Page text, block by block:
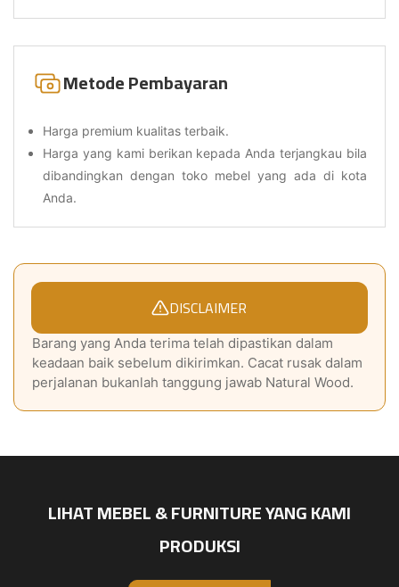
Metode Pembayaran
Harga premium kualitas terbaik.
Harga yang kami berikan kepada Anda terjangkau bila
dibandingkan dengan toko mebel yang ada di kota
Anda.
DISCLAIMER
Barang yang Anda terima telah dipastikan dalam
keadaan baik sebelum dikirimkan. Cacat rusak dalam
perjalanan bukanlah tanggung jawab Natural Wood.
LIHAT MEBEL & FURNITURE YANG KAMI
PRODUKSI